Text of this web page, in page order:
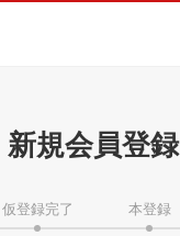
新規会員登録
仮登録完了 本登録